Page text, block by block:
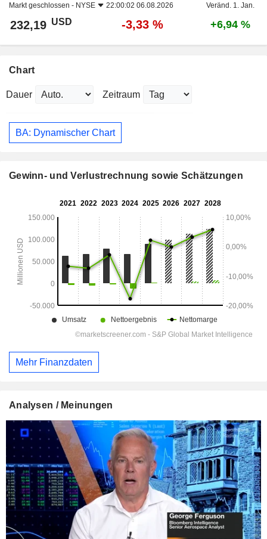
Markt geschlossen - NYSE 22:00:02 06.08.2026 Veränd. 1. Jan.
232,19 USD -3,33 % +6,94 %
Chart
Dauer Zeitraum
BA: Dynamischer Chart
Gewinn- und Verlustrechnung sowie Schätzungen
Mehr Finanzdaten
Analysen / Meinungen